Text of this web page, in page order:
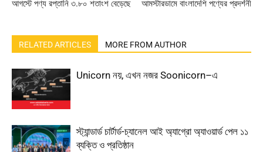
আগস্টে পণ্য রপ্তানি ৩.৮০ শতাংশ বেড়েছে আমস্টারডামে বাংলাদেশি পণ্যের প্রদর্শনী
RELATED ARTICLES MORE FROM AUTHOR
Unicorn নয়, এখন নজর Soonicorn–এ
স্ট্যান্ডার্ড চার্টার্ড-চ্যানেল আই অ্যাগ্রো অ্যাওয়ার্ড পেল ১১
ব্যক্তি ও প্রতিষ্ঠান